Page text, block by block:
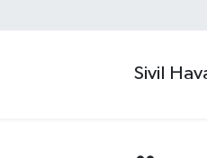
Sivil